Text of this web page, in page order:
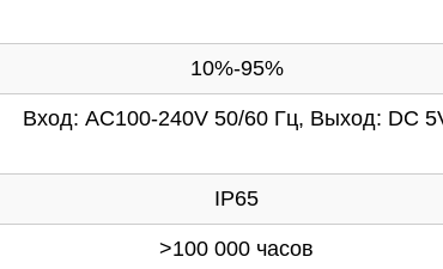
10%-95%
Вход: AC100-240V 50/60 Гц, Выход: DC
IP65
>100 000 часов